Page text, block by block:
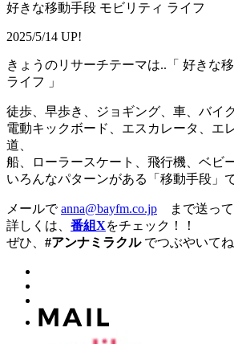
好きな移動手段 モビリティ ライフ
2025/5/14 UP!
きょうのリサーチテーマは..「 好きな
ライフ 」
徒歩、早歩き、ジョギング、車、バイ
電動キックボード、エスカレータ、エ
道、
船、ローラースケート、飛行機、ベビ
いろんなパターンがある「移動手段」
メールでanna@bayfm.co.jp まで送って
詳しくは、 番組Xをチェック！！
ぜひ、 #アンナミラクルでつぶやいて